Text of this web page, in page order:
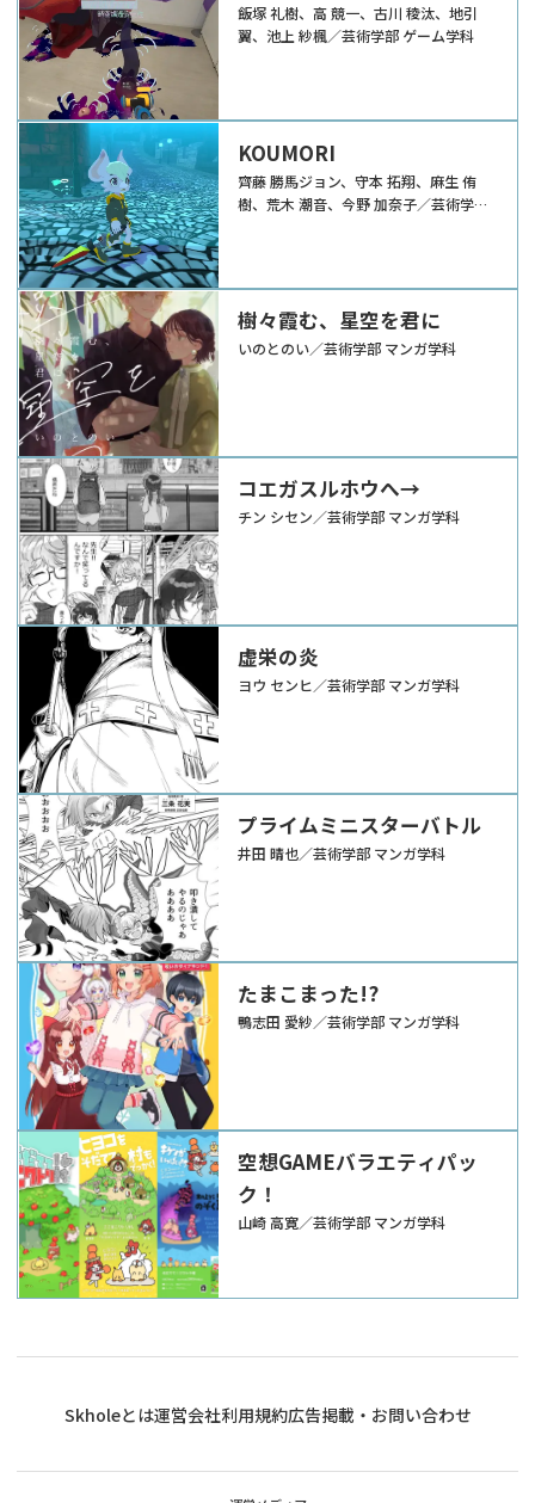
飯塚 礼樹、高 競一、古川 稜汰、地引
翼、池上 紗楓／芸術学部 ゲーム学科
KOUMORI
齊藤 勝馬ジョン、守本 拓翔、麻生 侑
樹、荒木 潮音、今野 加奈子／芸術学部
樹々霞む、星空を君に
いのとのい／芸術学部 マンガ学科
コエガスルホウへ→
チン シセン／芸術学部 マンガ学科
虚栄の炎
ヨウ センヒ／芸術学部 マンガ学科
プライムミニスターバトル
井田 晴也／芸術学部 マンガ学科
たまこまった!?
鴨志田 愛紗／芸術学部 マンガ学科
空想GAMEバラエティパッ
ク！
山崎 高寛／芸術学部 マンガ学科
Skholeとは運営会社利用規約広告掲載・お問い合わせ